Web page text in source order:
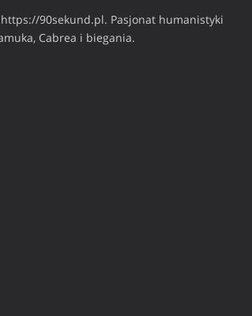
90sekund.pl. Pasjonat humanistyki
Cabrea i biegania.